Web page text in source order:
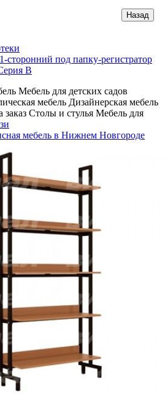
под папку-регистратор
В
Мебель для детских садов
мебель Дизайнерская мебель
заказ Столы и стулья Мебель для
мебель в Нижнем Новгороде